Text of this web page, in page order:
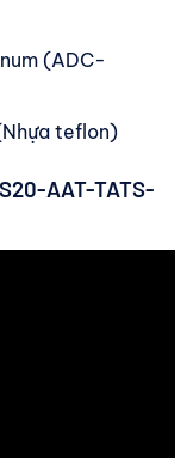
(ADC-
teflon)
AAT-TATS-